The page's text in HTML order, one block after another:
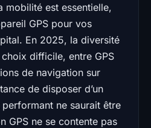
mobilité est essentielle,
GPS pour vos
En 2025, la diversité
difficile, entre GPS
de navigation sur
de disposer d’un
ne saurait être
GPS ne se contente pas